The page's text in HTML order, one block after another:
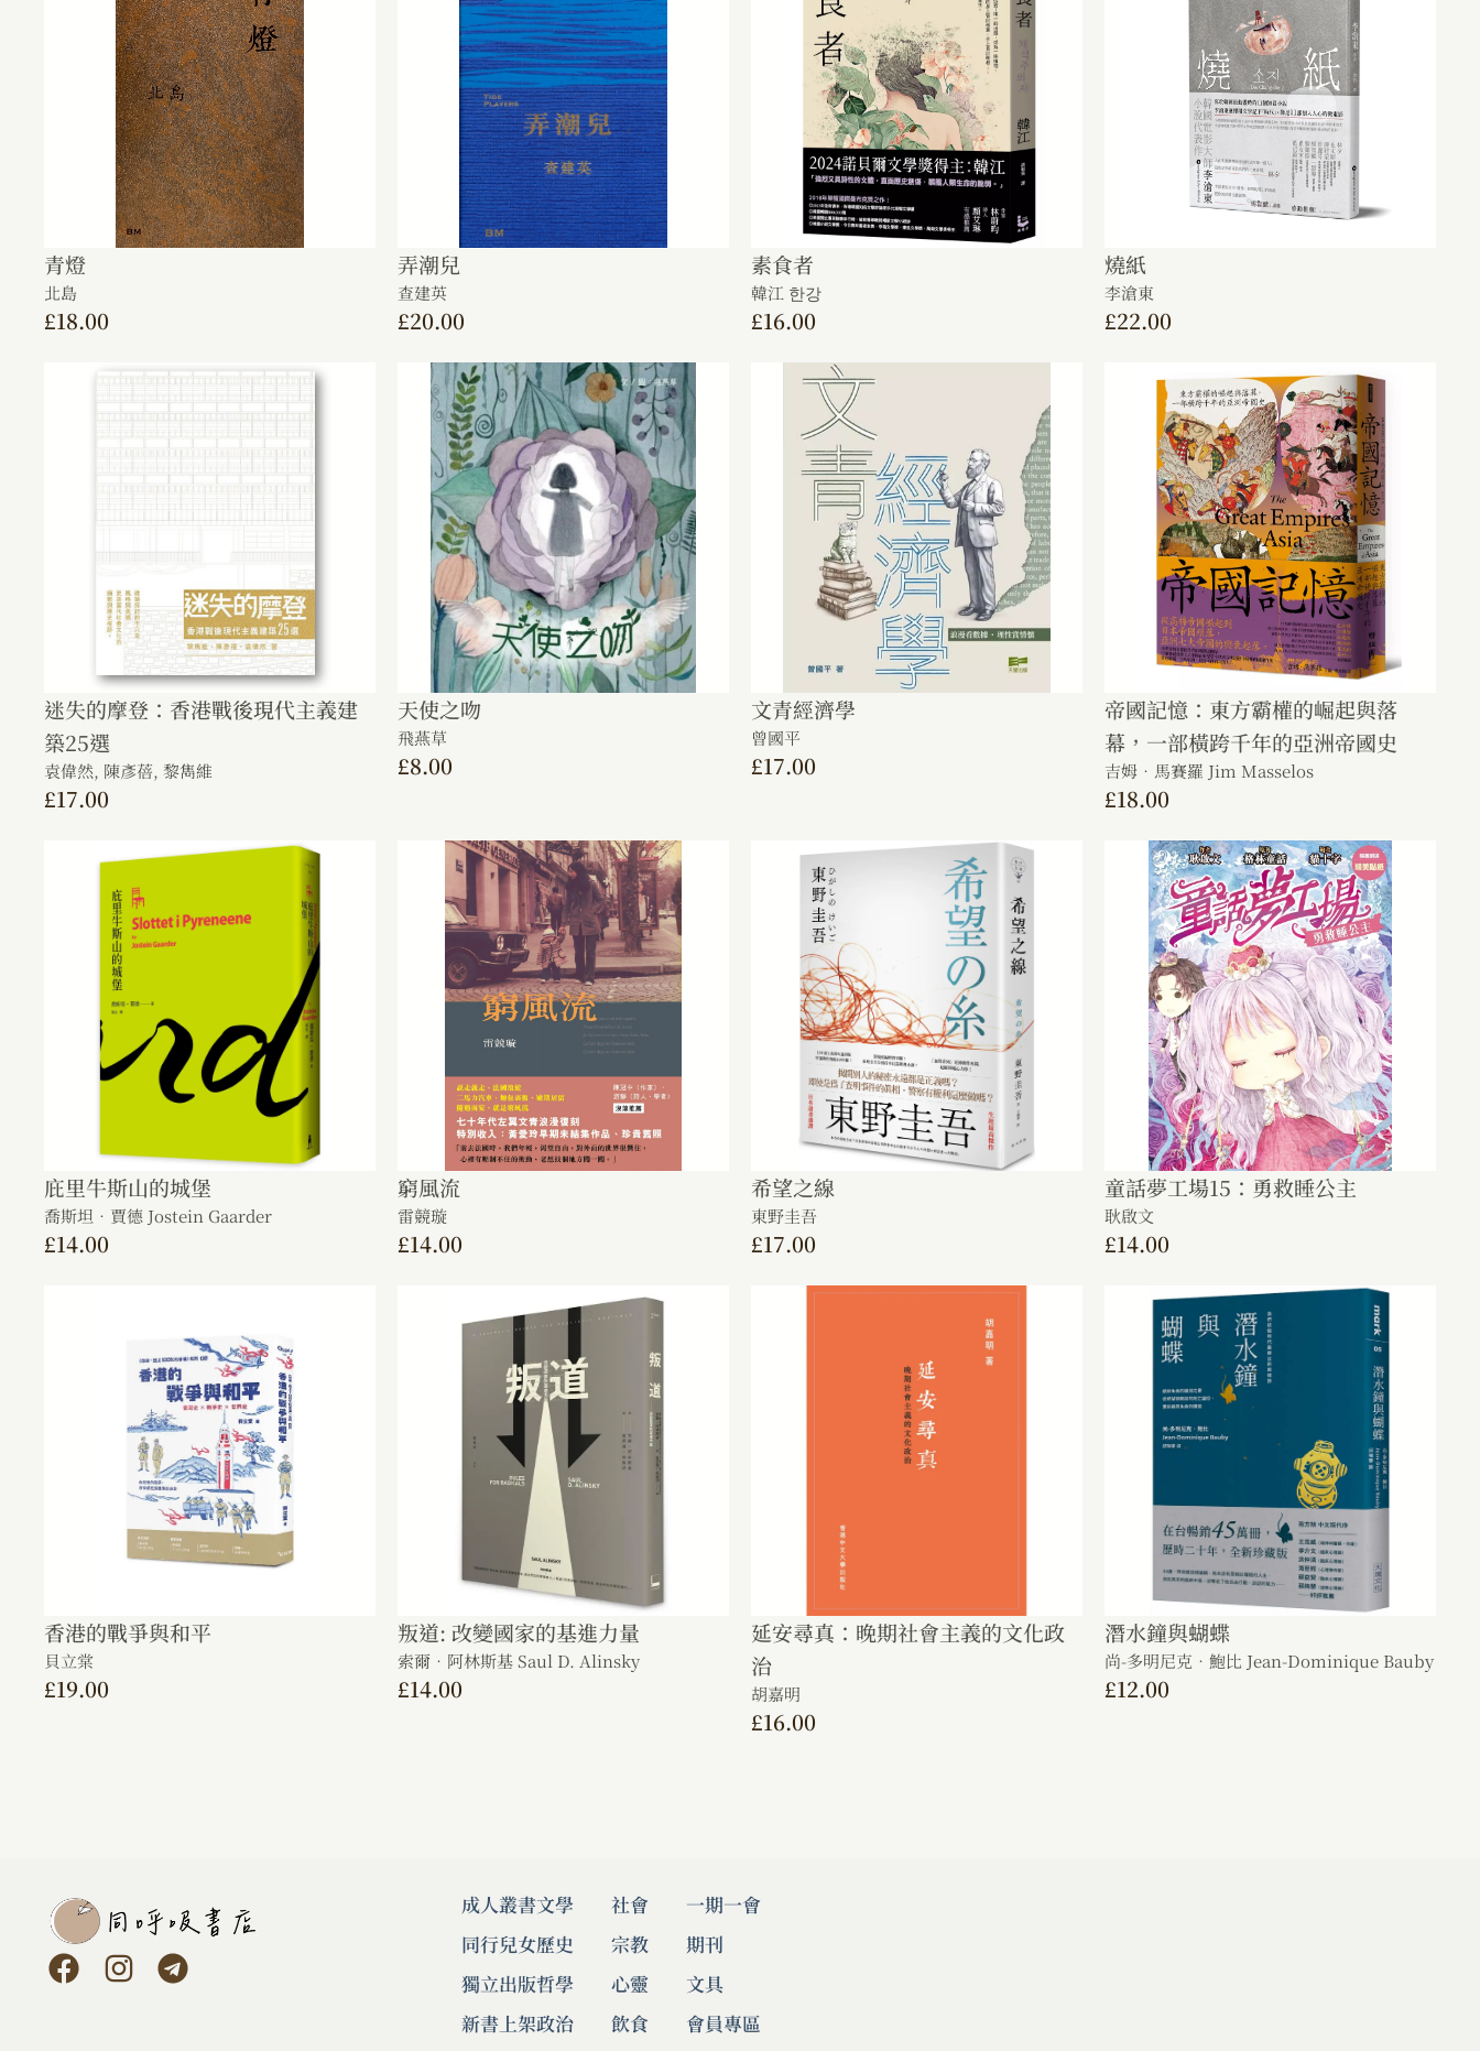
青燈
北島
£18.00
弄潮兒
查建英
£20.00
素食者
韓江 한강
£16.00
燒紙
李滄東
£22.00
迷失的摩登：香港戰後現代主義建
築25選
袁偉然, 陳彥蓓, 黎雋維
£17.00
天使之吻
飛燕草
£8.00
文青經濟學
曾國平
£17.00
帝國記憶：東方霸權的崛起與落
幕，一部橫跨千年的亞洲帝國史
吉姆．馬賽羅 Jim Masselos
£18.00
庇里牛斯山的城堡
喬斯坦．賈德 Jostein Gaarder
£14.00
窮風流
雷競璇
£14.00
希望之線
東野圭吾
£17.00
童話夢工場15：勇救睡公主
耿啟文
£14.00
香港的戰爭與和平
貝立棠
£19.00
叛道: 改變國家的基進力量
索爾．阿林斯基 Saul D. Alinsky
£14.00
延安尋真：晚期社會主義的文化政
治
胡嘉明
£16.00
潛水鐘與蝴蝶
尚-多明尼克．鮑比 Jean-Dominique Bauby
£12.00
成人叢書
同行兒女
獨立出版
新書上架
文學
歷史
哲學
政治
社會
宗教
心靈
飲食
一期一會
期刊
文具
會員專區